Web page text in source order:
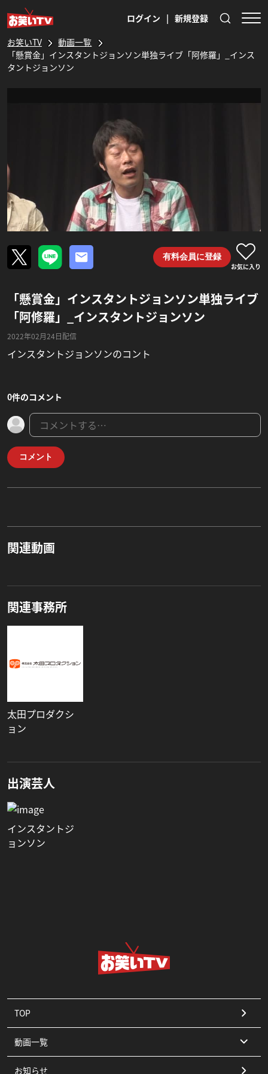
ログイン | 新規登録
お笑いTV
動画一覧
「懸賞金」インスタントジョンソン単独ライブ「阿修羅」_インス
タントジョンソン
有料会員に登録
お気に入り
「懸賞金」インスタントジョンソン単独ライブ
「阿修羅」_インスタントジョンソン
2022年02月24日配信
インスタントジョンソンのコント
0件のコメント
コメント
関連動画
関連事務所
太田プロダクシ
ョン
出演芸人
インスタントジ
ョンソン
TOP
動画一覧
コント
お知らせ